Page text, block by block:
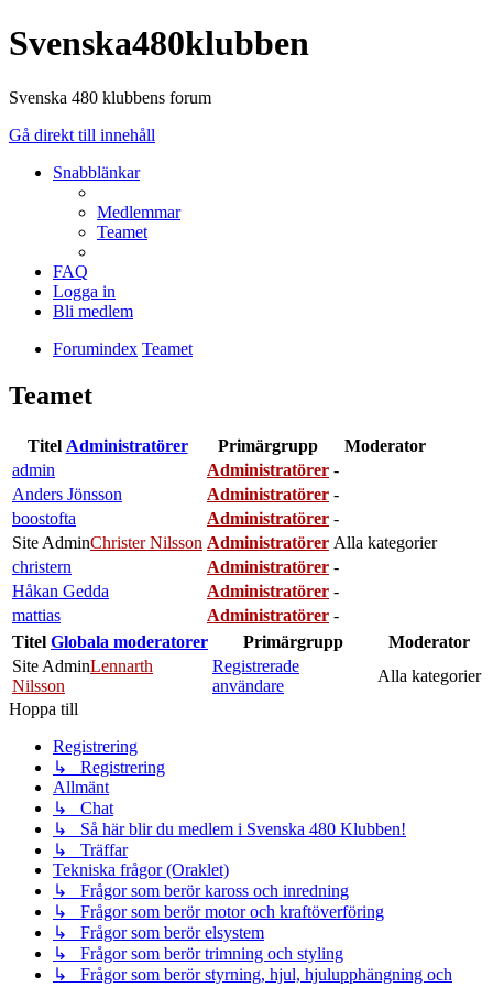
Svenska480klubben
Svenska 480 klubbens forum
Gå direkt till innehåll
Snabblänkar
Medlemmar
Teamet
FAQ
Logga in
Bli medlem
Forumindex Teamet
Teamet
Titel Administratörer Primärgrupp
Moderator
admin
Administratörer -
Anders Jönsson
Administratörer -
boostofta
Administratörer -
Site AdminChrister Nilsson Administratörer Alla kategorier
christern
Administratörer -
Håkan Gedda
Administratörer -
mattias
Administratörer -
Titel Globala moderatorer Primärgrupp
Moderator
Site AdminLennarth
Nilsson
Registrerade
användare
Alla kategorier
Hoppa till
Registrering
↳ Registrering
Allmänt
↳ Chat
↳ Så här blir du medlem i Svenska 480 Klubben!
↳ Träffar
Tekniska frågor (Oraklet)
↳ Frågor som berör kaross och inredning
↳ Frågor som berör motor och kraftöverföring
↳ Frågor som berör elsystem
↳ Frågor som berör trimning och styling
↳ Frågor som berör styrning, hjul, hjulupphängning och